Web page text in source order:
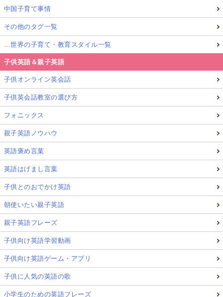
中国子育て事情
その他のタグ一覧
…世界の子育て・教育スタイル一覧
子供英語＆親子英語
子供オンライン英会話
子供英会話教室の選び方
フォニックス
親子英語ノウハウ
英語褒め言葉
英語はげまし言葉
子供とのおでかけ英語
朝使いたい親子英語
親子英語フレーズ
子供向け英語学習動画
子供向け英語ゲーム・アプリ
子供に人気の英語の歌
小学生のための英語フレーズ